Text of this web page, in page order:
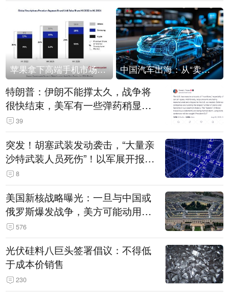
苹果拿下高端手机市场65%的份额：iPhone 17系列功不可没 中国汽车出海：从“卖出去”到“走进去”
特朗普：伊朗不能撑太久，战争将
很快结束，美军有一些弹药稍显紧
张！伊朗公布拟议的海峡管理文本
39
突发！胡塞武装发动袭击，“大量亲
沙特武装人员死伤”！以军展开报复
性空袭
8
美国新核战略曝光：一旦与中国或
俄罗斯爆发战争，美方可能动用战
术核武器
576
光伏硅料八巨头签署倡议：不得低
于成本价销售
230